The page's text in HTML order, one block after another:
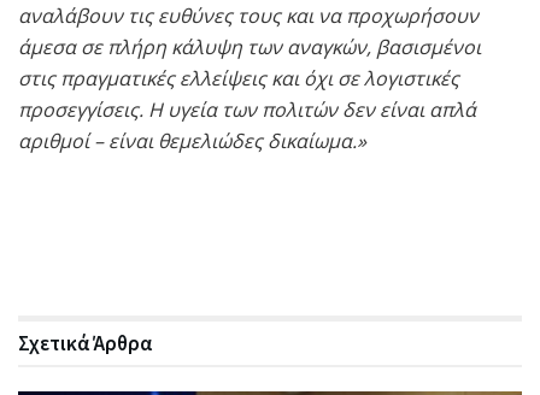
αναλάβουν τις ευθύνες τους και να προχωρήσουν
άμεσα σε πλήρη κάλυψη των αναγκών, βασισμένοι
στις πραγματικές ελλείψεις και όχι σε λογιστικές
προσεγγίσεις. Η υγεία των πολιτών δεν είναι απλά
αριθμοί – είναι θεμελιώδες δικαίωμα.»
ΣχετικάΆρθρα